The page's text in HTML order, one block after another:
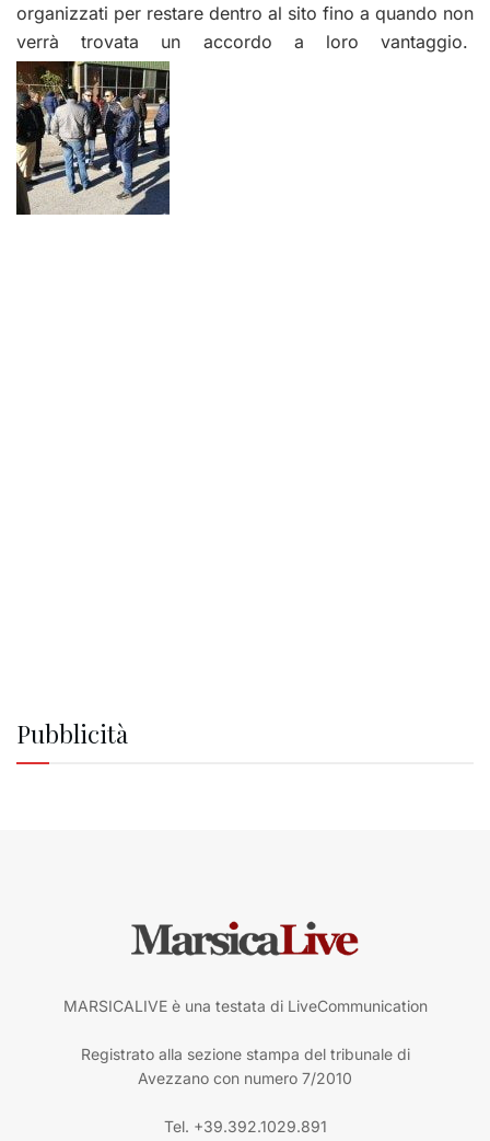
organizzati per restare dentro al sito fino a quando non
verrà trovata un accordo a loro vantaggio.
Pubblicità
MARSICALIVE è una testata di LiveCommunication
Registrato alla sezione stampa del tribunale di
Avezzano con numero 7/2010
Tel. +39.392.1029.891